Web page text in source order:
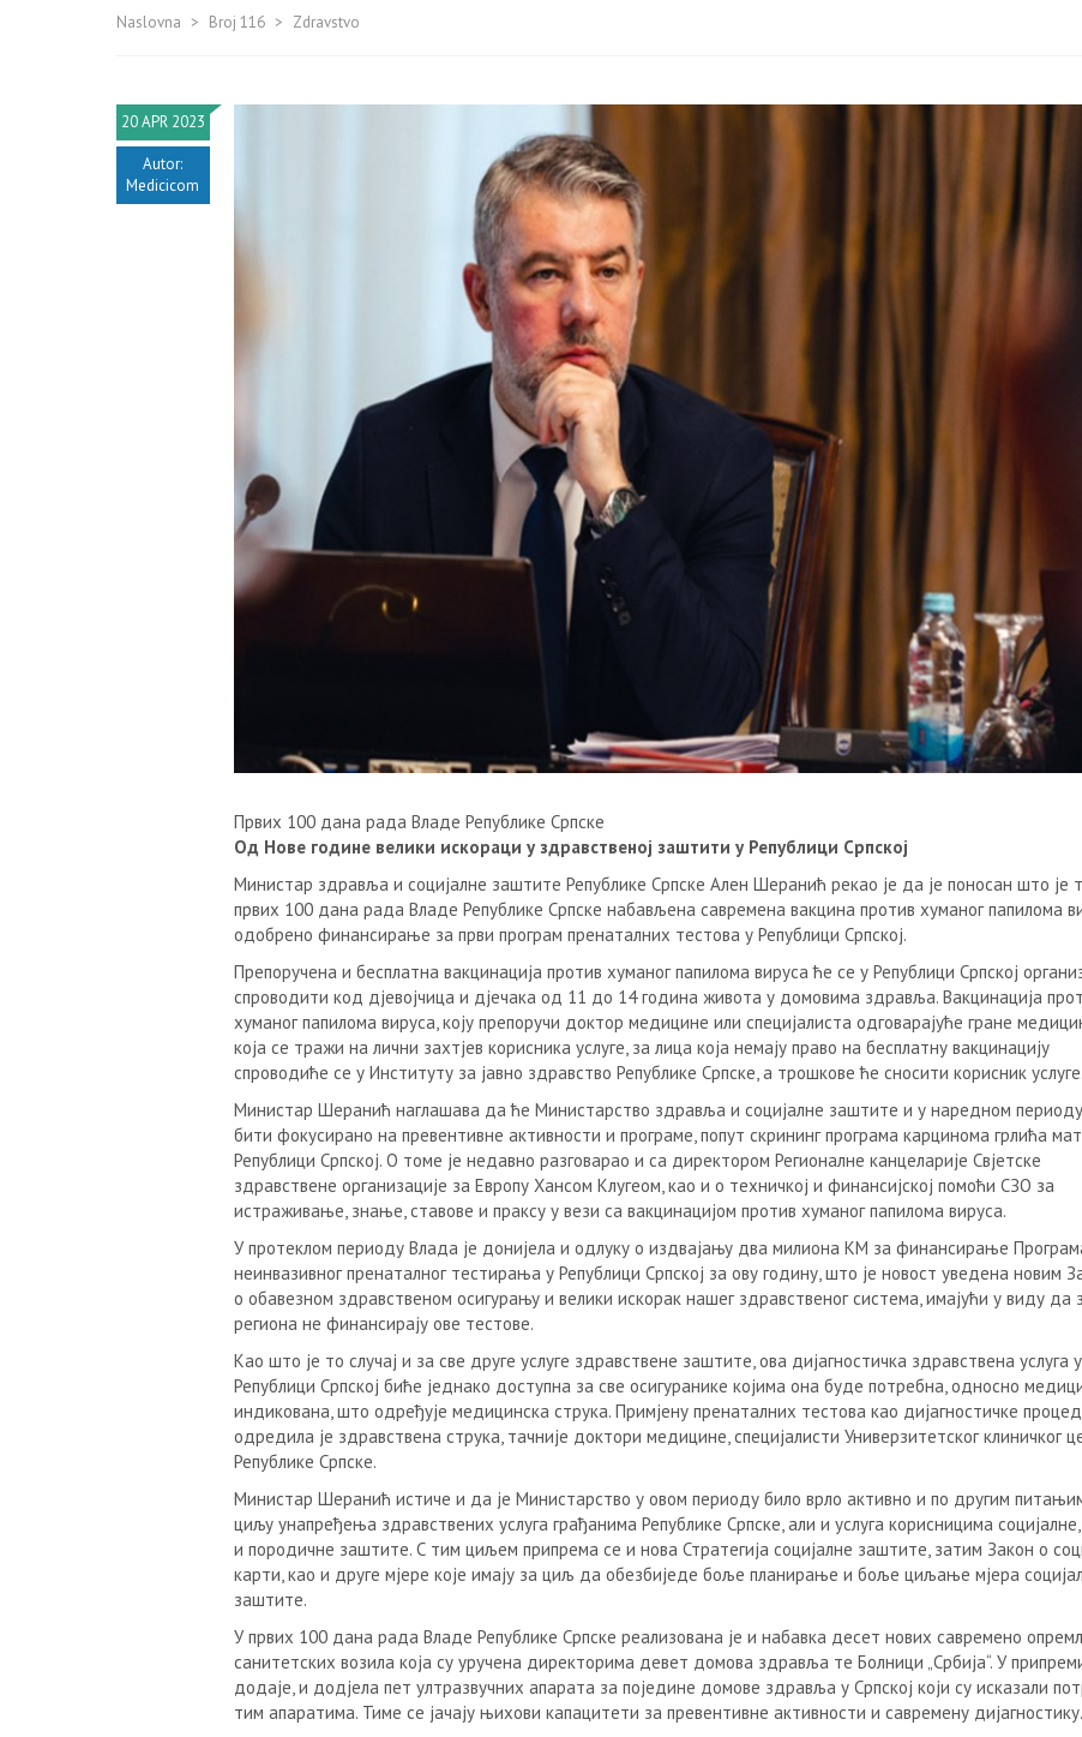
Naslovna > Broj 116 > Zdravstvo
20 APR 2023
Autor:
Medicicom
Првих 100 дана рада Владе Републике Српске
Од Нове године велики искораци у здравственој заштити у Републици Српској
Министар здравља и социјалне заштите Републике Српске Ален Шеранић рекао је да је поносан што је
првих 100 дана рада Владе Републике Српске набављена савремена вакцина против хуманог папилома
одобрено финансирање за први програм пренаталних тестова у Републици Српској.
Препоручена и бесплатна вакцинација против хуманог папилома вируса ће се у Републици Српској
спроводити код дјевојчица и дјечака од 11 до 14 година живота у домовима здравља. Вакцинација
хуманог папилома вируса, коју препоручи доктор медицине или специјалиста одговарајуће гране
која се тражи на лични захтјев корисника услуге, за лица која немају право на бесплатну вакцинацију
спроводиће се у Институту за јавно здравство Републике Српске, а трошкове ће сносити корисник услуге.
Министар Шеранић наглашава да ће Министарство здравља и социјалне заштите и у наредном
бити фокусирано на превентивне активности и програме, попут скрининг програма карцинома грлића
Републици Српској. О томе је недавно разговарао и са директором Регионалне канцеларије Свјетске
здравствене организације за Европу Хансом Клугеом, као и о техничкој и финансијској помоћи СЗО за
истраживање, знање, ставове и праксу у вези са вакцинацијом против хуманог папилома вируса.
У протеклом периоду Влада је донијела и одлуку о издвајању два милиона КМ за финансирање
неинвазивног пренаталног тестирања у Републици Српској за ову годину, што је новост уведена новим
о обавезном здравственом осигурању и велики искорак нашег здравственог система, имајући у виду да
региона не финансирају ове тестове.
Kао што је то случај и за све друге услуге здравствене заштите, ова дијагностичка здравствена услуга у
Републици Српској биће једнако доступна за све осигуранике којима она буде потребна, односно
индикована, што одређује медицинска струка. Примјену пренаталних тестова као дијагностичке
одредила је здравствена струка, тачније доктори медицине, специјалисти Универзитетског клиничког
Републике Српске.
Министар Шеранић истиче и да је Министарство у овом периоду било врло активно и по другим
циљу унапређења здравствених услуга грађанима Републике Српске, али и услуга корисницима социјалне,
и породичне заштите. С тим циљем припрема се и нова Стратегија социјалне заштите, затим Закон о
карти, као и друге мјере које имају за циљ да обезбиједе боље планирање и боље циљање мјера
заштите.
У првих 100 дана рада Владе Републике Српске реализована је и набавка десет нових савремено
санитетских возила која су уручена директорима девет домова здравља те Болници „Србија“. У
додаје, и додјела пет ултразвучних апарата за поједине домове здравља у Српској који су исказали
тим апаратима. Тиме се јачају њихови капацитети за превентивне активности и савремену дијагностику.